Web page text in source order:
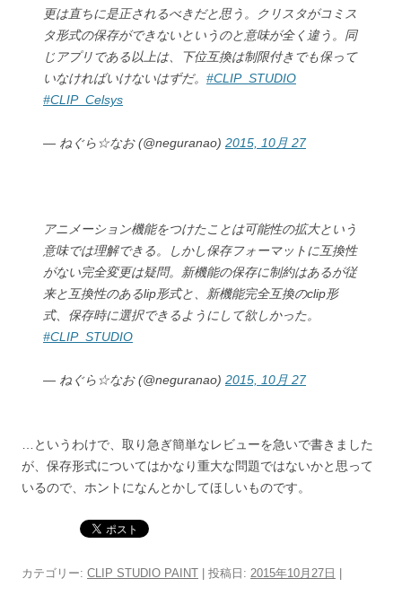
更は直ちに是正されるべきだと思う。クリスタがコミス
タ形式の保存ができないというのと意味が全く違う。同
じアプリである以上は、下位互換は制限付きでも保って
いなければいけないはずだ。 #CLIP_STUDIO
#CLIP_Celsys
— ねぐら☆なお (@neguranao) 2015, 10月 27
アニメーション機能をつけたことは可能性の拡大という
意味では理解できる。しかし保存フォーマットに互換性
がない完全変更は疑問。新機能の保存に制約はあるが従
来と互換性のあるlip形式と、新機能完全互換のclip形
式、保存時に選択できるようにして欲しかった。
#CLIP_STUDIO
— ねぐら☆なお (@neguranao) 2015, 10月 27
…というわけで、取り急ぎ簡単なレビューを急いで書きました
が、保存形式についてはかなり重大な問題ではないかと思って
いるので、ホントになんとかしてほしいものです。
カテゴリー: CLIP STUDIO PAINT | 投稿日: 2015年10月27日